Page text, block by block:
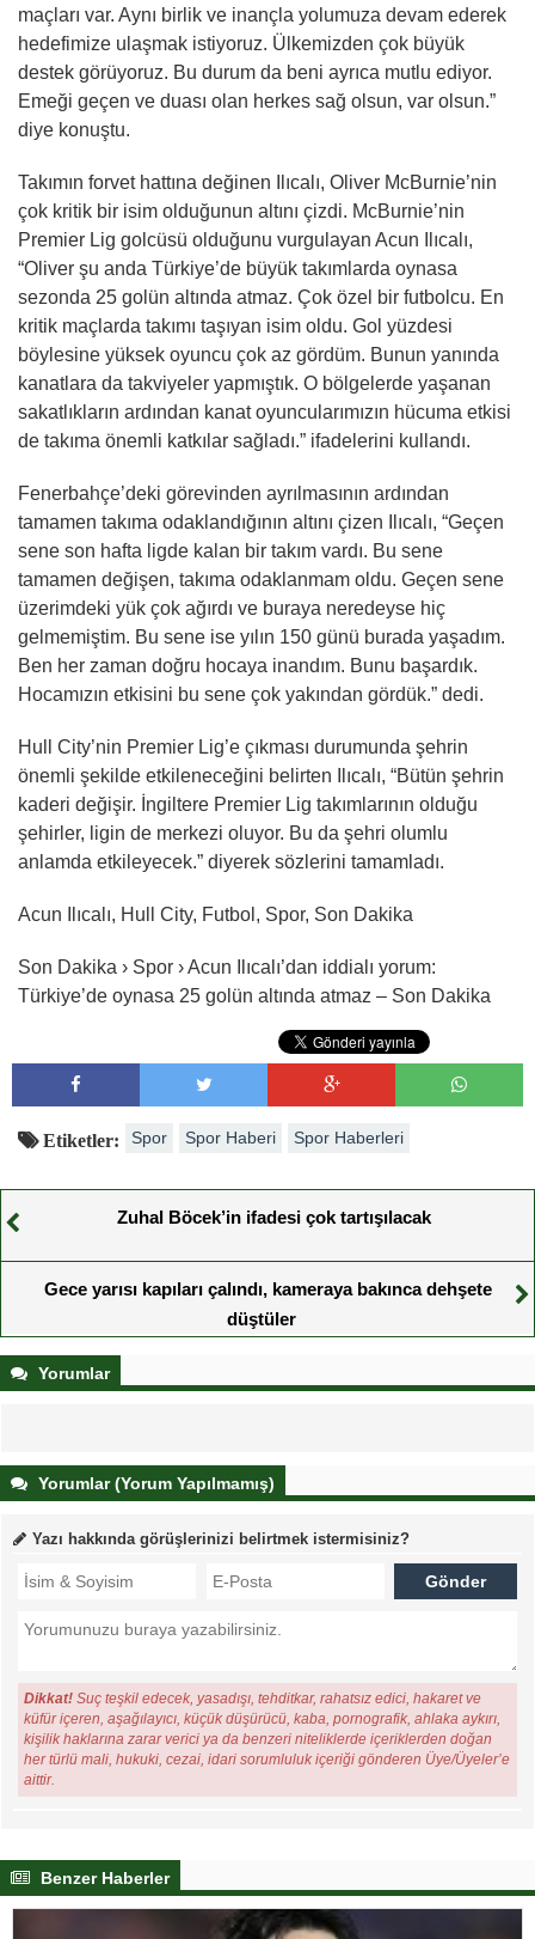
maçları var. Aynı birlik ve inançla yolumuza devam ederek
hedefimize ulaşmak istiyoruz. Ülkemizden çok büyük
destek görüyoruz. Bu durum da beni ayrıca mutlu ediyor.
Emeği geçen ve duası olan herkes sağ olsun, var olsun.”
diye konuştu.
Takımın forvet hattına değinen Ilıcalı, Oliver McBurnie’nin
çok kritik bir isim olduğunun altını çizdi. McBurnie’nin
Premier Lig golcüsü olduğunu vurgulayan Acun Ilıcalı,
“Oliver şu anda Türkiye’de büyük takımlarda oynasa
sezonda 25 golün altında atmaz. Çok özel bir futbolcu. En
kritik maçlarda takımı taşıyan isim oldu. Gol yüzdesi
böylesine yüksek oyuncu çok az gördüm. Bunun yanında
kanatlara da takviyeler yapmıştık. O bölgelerde yaşanan
sakatlıkların ardından kanat oyuncularımızın hücuma etkisi
de takıma önemli katkılar sağladı.” ifadelerini kullandı.
Fenerbahçe’deki görevinden ayrılmasının ardından
tamamen takıma odaklandığının altını çizen Ilıcalı, “Geçen
sene son hafta ligde kalan bir takım vardı. Bu sene
tamamen değişen, takıma odaklanmam oldu. Geçen sene
üzerimdeki yük çok ağırdı ve buraya neredeyse hiç
gelmemiştim. Bu sene ise yılın 150 günü burada yaşadım.
Ben her zaman doğru hocaya inandım. Bunu başardık.
Hocamızın etkisini bu sene çok yakından gördük.” dedi.
Hull City’nin Premier Lig’e çıkması durumunda şehrin
önemli şekilde etkileneceğini belirten Ilıcalı, “Bütün şehrin
kaderi değişir. İngiltere Premier Lig takımlarının olduğu
şehirler, ligin de merkezi oluyor. Bu da şehri olumlu
anlamda etkileyecek.” diyerek sözlerini tamamladı.
Acun Ilıcalı, Hull City, Futbol, Spor, Son Dakika
Son Dakika › Spor › Acun Ilıcalı’dan iddialı yorum:
Türkiye’de oynasa 25 golün altında atmaz – Son Dakika
Etiketler: Spor Spor Haberi Spor Haberleri
Zuhal Böcek’in ifadesi çok tartışılacak
Gece yarısı kapıları çalındı, kameraya bakınca dehşete
düştüler
Yorumlar
Yorumlar (Yorum Yapılmamış)
Yazı hakkında görüşlerinizi belirtmek istermisiniz?
Dikkat! Suç teşkil edecek, yasadışı, tehditkar, rahatsız edici, hakaret ve
küfür içeren, aşağılayıcı, küçük düşürücü, kaba, pornografik, ahlaka aykırı,
kişilik haklarına zarar verici ya da benzeri niteliklerde içeriklerden doğan
her türlü mali, hukuki, cezai, idari sorumluluk içeriği gönderen Üye/Üyeler’e
aittir.
Benzer Haberler